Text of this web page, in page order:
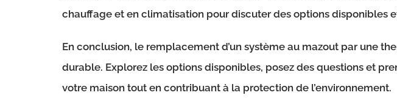
chauffage et en climatisation pour discuter des options disponibles
En conclusion, le remplacement d’un système au mazout par une
durable. Explorez les options disponibles, posez des questions et
votre maison tout en contribuant à la protection de l’environnement.